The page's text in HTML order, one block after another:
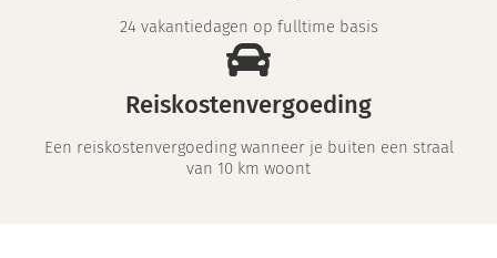
24 vakantiedagen op fulltime basis
Reiskostenvergoeding
Een reiskostenvergoeding wanneer je buiten een straal
van 10 km woont